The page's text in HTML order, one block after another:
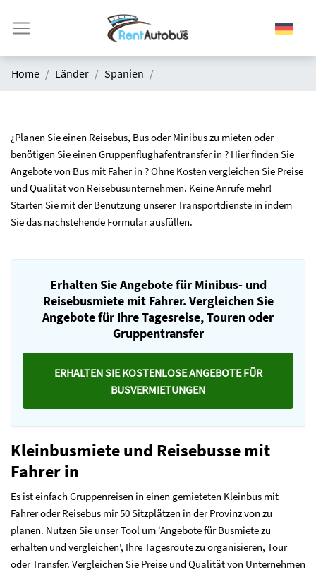
Home Länder Spanien
¿Planen Sie einen Reisebus, Bus oder Minibus zu mieten oder
benötigen Sie einen Gruppenflughafentransfer in ? Hier finden Sie
Angebote von Bus mit Faher in ? Ohne Kosten vergleichen Sie Preise
und Qualität von Reisebusunternehmen. Keine Anrufe mehr!
Starten Sie mit der Benutzung unserer Transportdienste in indem
Sie das nachstehende Formular ausfüllen.
Erhalten Sie Angebote für Minibus- und
Reisebusmiete mit Fahrer. Vergleichen Sie
Angebote für Ihre Tagesreise, Touren oder
Gruppentransfer
ERHALTEN SIE KOSTENLOSE ANGEBOTE FÜR
BUSVERMIETUNGEN
Kleinbusmiete und Reisebusse mit
Fahrer in
Es ist einfach Gruppenreisen in einen gemieteten Kleinbus mit
Fahrer oder Reisebus mir 50 Sitzplätzen in der Provinz von zu
planen. Nutzen Sie unser Tool um ‘Angebote für Busmiete zu
erhalten und vergleichen', Ihre Tagesroute zu organisieren, Tour
oder Transfer. Vergleichen Sie Preise und Qualität von Unternehmen